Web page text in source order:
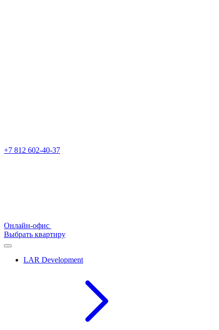
+7 812 602-40-37
Онлайн-офис
Выбрать квартиру
LAR Development